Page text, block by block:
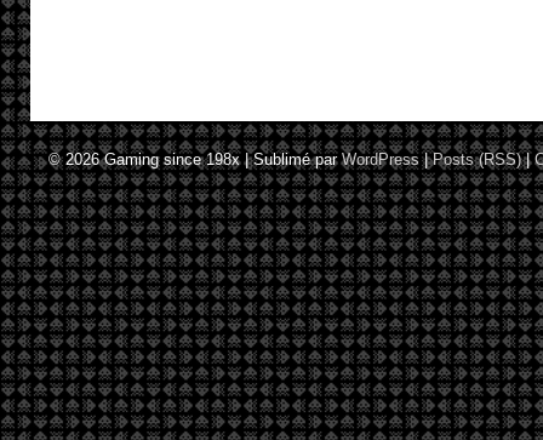
© 2026Gaming since 198x|Sublimé parWordPress |Posts (RSS)|